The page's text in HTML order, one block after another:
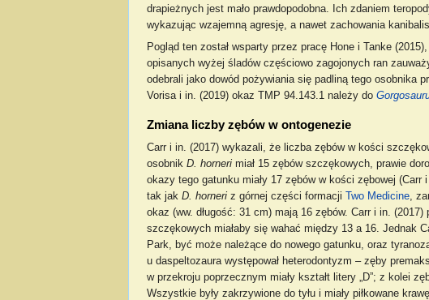
drapieżnych jest mało prawdopodobna. Ich zdaniem
wykazując wzajemną agresję, a nawet zachowania
Pogląd ten został wsparty przez pracę Hone i Tanke
opisanych wyżej śladów częściowo zagojonych ran
odebrali jako dowód pożywiania się padliną tego osobnika
Vorisa i in. (2019) okaz TMP 94.143.1 należy do
Zmiana liczby zębów w ontogenezie
Carr i in. (2017) wykazali, że liczba zębów w kości
osobnik D. hornerimiał 15 zębów szczękowych, prawie
okazy tego gatunku miały 17 zębów w kości zębowej
tak jak D. horneriz górnej części formacji Two Medicine,
okaz (ww. długość: 31 cm) mają 16 zębów. Carr i in.
szczękowych miałaby się wahać między 13 a 16. Jednak
Park, być może należące do nowego gatunku, oraz
u daspeltozaura występował heterodontyzm – zęby
w przekroju poprzecznym miały kształt litery „D”; z kolei
Wszystkie były zakrzywione do tyłu i miały piłkowane